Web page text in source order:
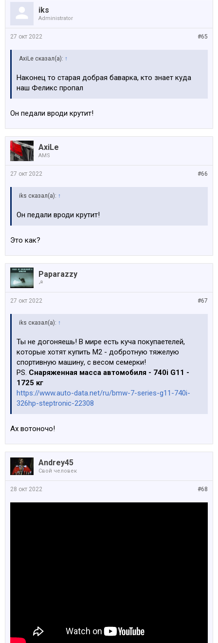
iks
Administrator
#65
27 окт 2022
AxiLe сказал(а): ↑
Наконец то старая добрая баварка, кто знает куда
наш Феликс пропал
Он педали вроди крутит!
AxiLe
AMS
#66
27 окт 2022
iks сказал(а): ↑
Он педали вроди крутит!
Это как?
Paparazzy
☭
#67
27 окт 2022
iks сказал(а): ↑
Ты не догоняешь! В мире есть куча покупаетелей,
которые хотят купить М2 - добротную тяжелую
спортивную машину, с весом семерки!
PS. Снаряженная масса автомобиля - 740i G11 -
1725 кг
https://www.auto-data.net/ru/bmw-7-series-g11-740i-
326hp-steptronic-22308
Ах вотоночо!
Andrey45
Свой человек
#68
28 окт 2022